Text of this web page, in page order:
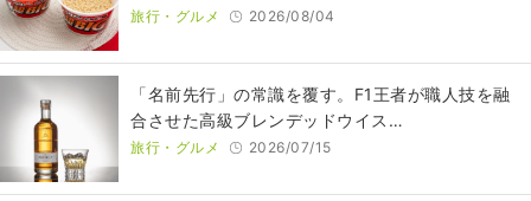
旅行・グルメ 2026/08/04
​​「名前先行」の常識を覆す。F1王者が職人技を融
合させた高級ブレンデッドウイス…
旅行・グルメ 2026/07/15